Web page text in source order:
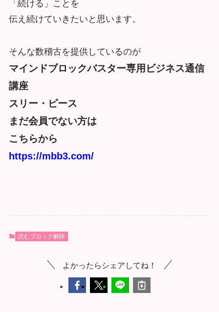
「続ける」ことを
伝え続けていきたいと思います。
そんな数稽古を提供しているのが
マインドブロックバスター専用ビジネス通信
講座
スリー・ピース
まだ会員でない方は
こちらから
https://mbb3.com/
読むブロック解除
よかったらシェアしてね！